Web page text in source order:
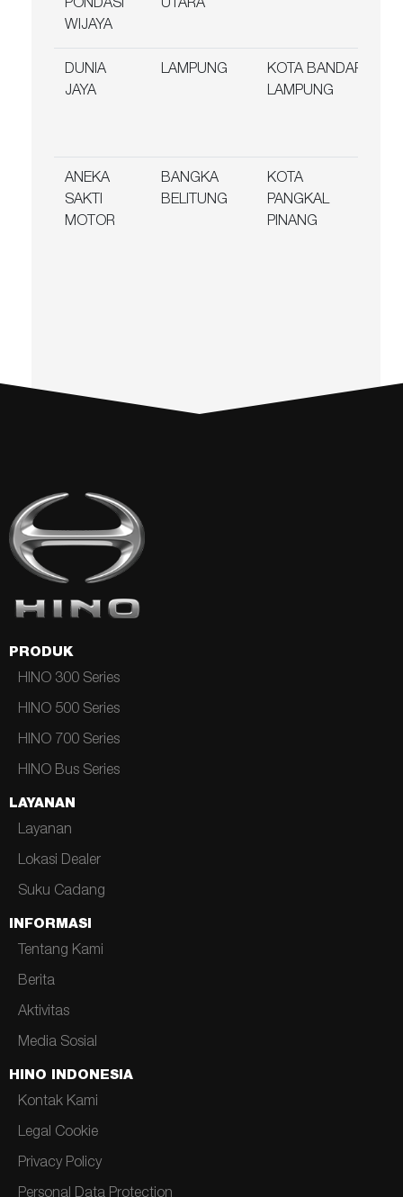
PONDASI
WIJAYA
UTARA
DUNIA
JAYA
LAMPUNG
KOTA BANDAR
LAMPUNG
ANEKA
SAKTI
MOTOR
BANGKA
BELITUNG
KOTA
PANGKAL
PINANG
PRODUK
HINO 300 Series
HINO 500 Series
HINO 700 Series
HINO Bus Series
LAYANAN
Layanan
Lokasi Dealer
Suku Cadang
INFORMASI
Tentang Kami
Berita
Aktivitas
Media Sosial
HINO INDONESIA
Kontak Kami
Legal Cookie
Privacy Policy